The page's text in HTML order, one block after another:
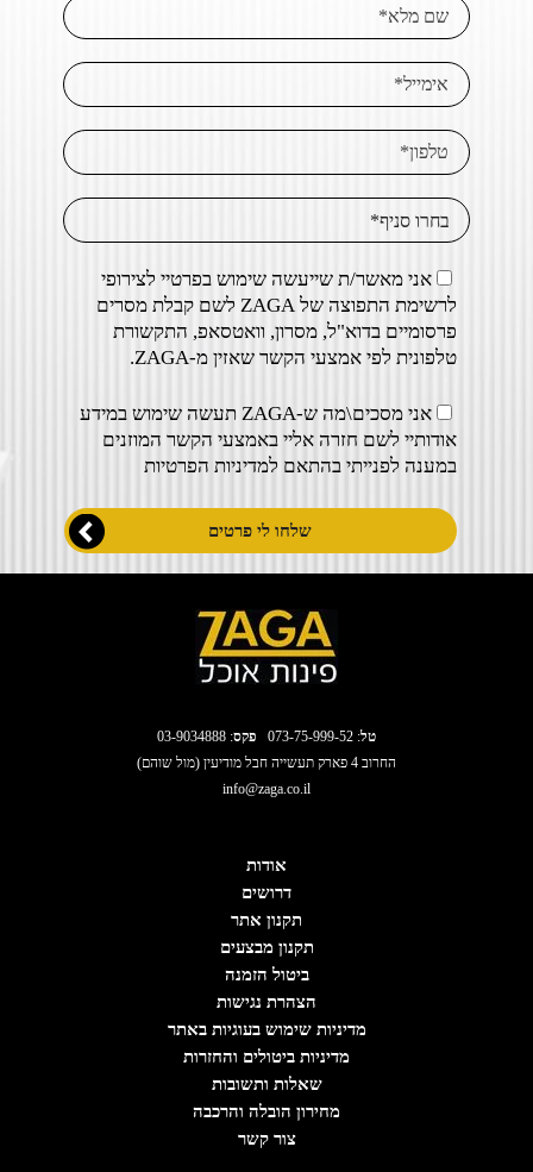
אני מאשר/ת שייעשה שימוש בפרטיי לצירופי
לרשימת התפוצה של ZAGA לשם קבלת מסרים
פרסומיים בדוא"ל, מסרון, וואטסאפ, התקשורת
טלפונית לפי אמצעי הקשר שאזין מ-ZAGA.
אני מסכים\מה ש-ZAGA תעשה שימוש במידע
אודותיי לשם חזרה אליי באמצעי הקשר המוזנים
במענה לפנייתי בהתאם למדיניות הפרטיות
טל:
073-75-999-52 פקס: 03-9034888
החרוב 4 פארק תעשייה חבל מודיעין (מול שוהם)
info@zaga.co.il
אודות
דרושים
תקנון אתר
תקנון מבצעים
ביטול הזמנה
הצהרת נגישות
מדיניות שימוש בעוגיות באתר
מדיניות ביטולים והחזרות
שאלות ותשובות
מחירון הובלה והרכבה
צור קשר